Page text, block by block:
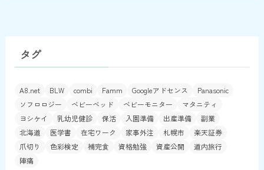
タグ
A8.net BLW combi Famm Googleアドセンス
Panasonic
ソフロロジー
ベビーベッド ベビーモニター
マタニティ
ヨシケイ
乳幼児健診 保活 入園準備 出産準備
副業
北海道
医学書 在宅ワーク 家事外注 札幌市
楽天証券
爪切り
色彩検定 補完食 資格勉強 資産公開
道内旅行
陣痛